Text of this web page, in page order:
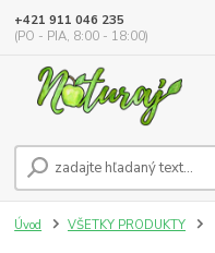
+421 911 046 235
(PO - PIA, 8:00 - 18:00)
Úvod VŠETKY PRODUKTY